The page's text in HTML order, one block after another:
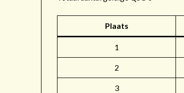
Plaats
1
2
3